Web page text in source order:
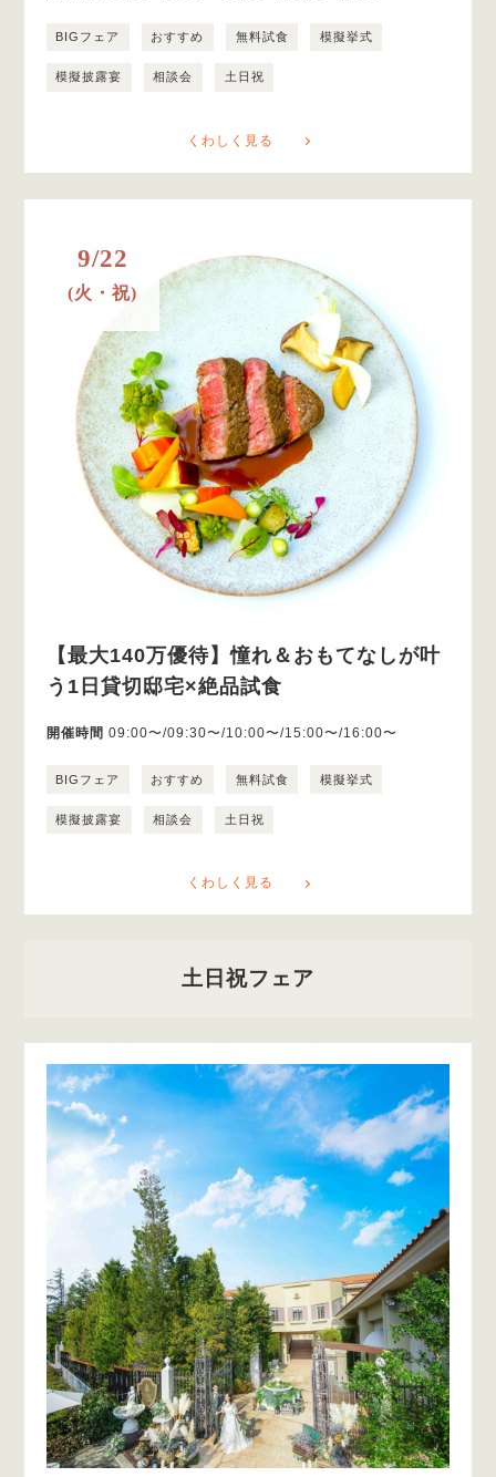
BIGフェア おすすめ 無料試食 模擬挙式
模擬披露宴 相談会 土日祝
くわしく見る
9/22
(火・祝)
【最大140万優待】憧れ＆おもてなしが叶
う1日貸切邸宅×絶品試食
開催時間 09:00〜/09:30〜/10:00〜/15:00〜/16:00〜
BIGフェア おすすめ 無料試食 模擬挙式
模擬披露宴 相談会 土日祝
くわしく見る
土日祝フェア